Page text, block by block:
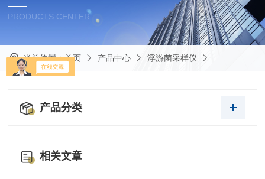
PRODUCTS CENTER
当前位置：首页 产品中心 浮游菌采样仪
产品分类
相关文章